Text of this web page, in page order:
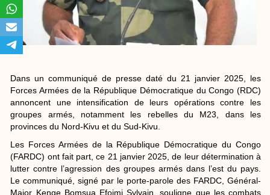
Dans un communiqué de presse daté du 21 janvier 2025, les
Forces Armées de la République Démocratique du Congo (RDC)
annoncent une intensification de leurs opérations contre les
groupes armés, notamment les rebelles du M23, dans les
provinces du Nord-Kivu et du Sud-Kivu.
Les Forces Armées de la République Démocratique du Congo
(FARDC) ont fait part, ce 21 janvier 2025, de leur détermination à
lutter contre l’agression des groupes armés dans l’est du pays.
Le communiqué, signé par le porte-parole des FARDC, Général-
Major Kenge Bomsua Efoimi Sylvain, souligne que les combats